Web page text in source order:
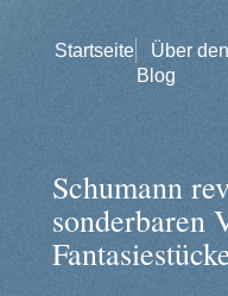
Startseite
Über den
Blog
Schumann
sonderbaren